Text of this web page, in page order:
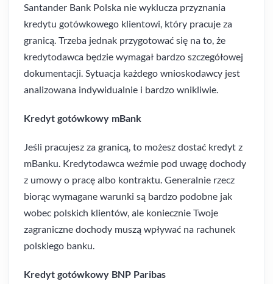
Santander Bank Polska nie wyklucza przyznania
kredytu gotówkowego klientowi, który pracuje za
granicą. Trzeba jednak przygotować się na to, że
kredytodawca będzie wymagał bardzo szczegółowej
dokumentacji. Sytuacja każdego wnioskodawcy jest
analizowana indywidualnie i bardzo wnikliwie.
Kredyt gotówkowy mBank
Jeśli pracujesz za granicą, to możesz dostać kredyt z
mBanku. Kredytodawca weźmie pod uwagę dochody
z umowy o pracę albo kontraktu. Generalnie rzecz
biorąc wymagane warunki są bardzo podobne jak
wobec polskich klientów, ale koniecznie Twoje
zagraniczne dochody muszą wpływać na rachunek
polskiego banku.
Kredyt gotówkowy BNP Paribas